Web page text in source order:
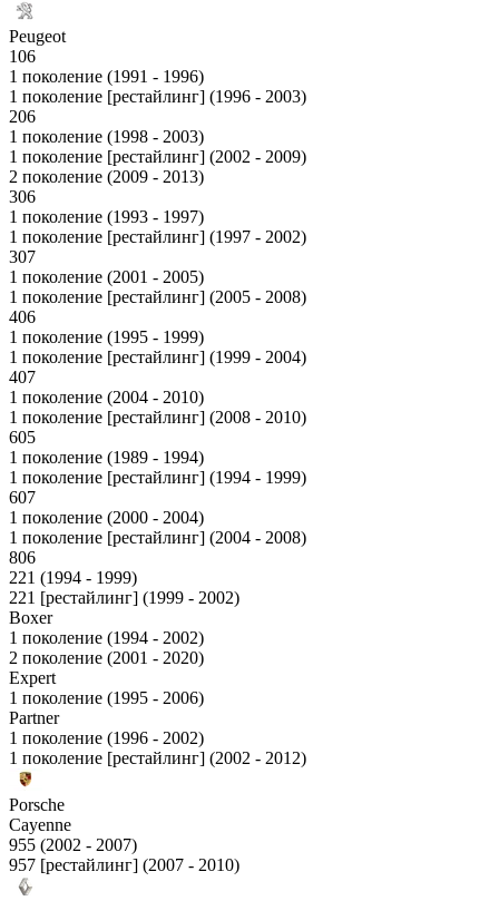
Peugeot
106
1 поколение (1991 - 1996)
1 поколение [рестайлинг] (1996 - 2003)
206
1 поколение (1998 - 2003)
1 поколение [рестайлинг] (2002 - 2009)
2 поколение (2009 - 2013)
306
1 поколение (1993 - 1997)
1 поколение [рестайлинг] (1997 - 2002)
307
1 поколение (2001 - 2005)
1 поколение [рестайлинг] (2005 - 2008)
406
1 поколение (1995 - 1999)
1 поколение [рестайлинг] (1999 - 2004)
407
1 поколение (2004 - 2010)
1 поколение [рестайлинг] (2008 - 2010)
605
1 поколение (1989 - 1994)
1 поколение [рестайлинг] (1994 - 1999)
607
1 поколение (2000 - 2004)
1 поколение [рестайлинг] (2004 - 2008)
806
221 (1994 - 1999)
221 [рестайлинг] (1999 - 2002)
Boxer
1 поколение (1994 - 2002)
2 поколение (2001 - 2020)
Expert
1 поколение (1995 - 2006)
Partner
1 поколение (1996 - 2002)
1 поколение [рестайлинг] (2002 - 2012)
Porsche
Cayenne
955 (2002 - 2007)
957 [рестайлинг] (2007 - 2010)